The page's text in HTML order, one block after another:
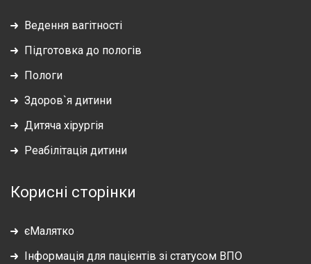
Ведення вагітності
Підготовка до пологів
Пологи
Здоров`я дитини
Дитяча хірургія
Реабілітація дитини
Корисні сторінки
єМалятко
Інформація для пацієнтів зі статусом ВПО